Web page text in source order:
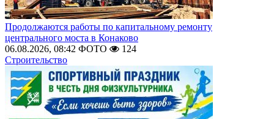
Продолжаются работы по капитальному ремонту
центрального моста в Конаково
06.08.2026, 08:42 ФОТО
124
Строительство